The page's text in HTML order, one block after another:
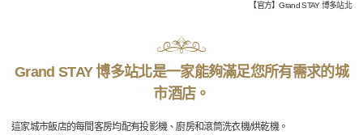
【官方】Grand STAY 博多站北
Grand STAY 博多站北是一家能夠滿足您所有需求的城
市酒店。
這家城市飯店的每間客房均配有投影機、廚房和滾筒洗衣機/烘乾機。